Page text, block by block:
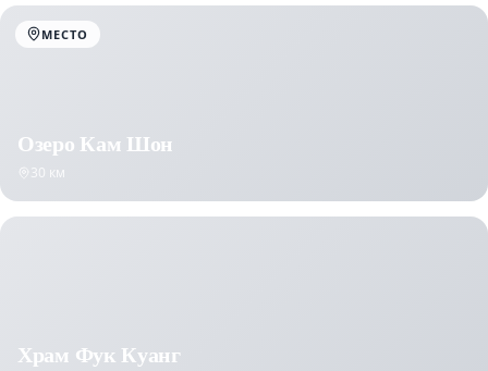
МЕСТО
Озеро Кам Шон
30 км
Храм Фук Куанг